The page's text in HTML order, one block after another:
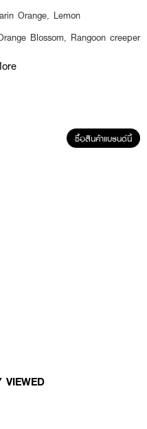
Orange, Lemon
Blossom, Rangoon creeper
ณจุดชีพจร เช่น ต้นคอ ข้อมือ ข้อพับ
พื่อกลิ่นที่ติดทนตลอดทั้งวันซื้อสินค้าแบรนด์นี้
VIEWED